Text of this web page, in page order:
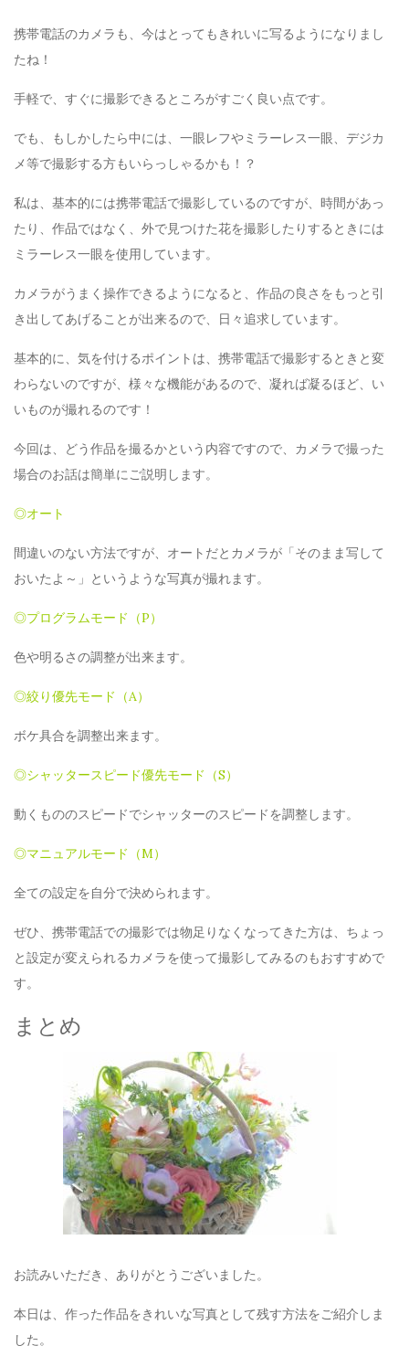
携帯電話のカメラも、今はとってもきれいに写るようになりまし
たね！
手軽で、すぐに撮影できるところがすごく良い点です。
でも、もしかしたら中には、一眼レフやミラーレス一眼、デジカ
メ等で撮影する方もいらっしゃるかも！？
私は、基本的には携帯電話で撮影しているのですが、時間があっ
たり、作品ではなく、外で見つけた花を撮影したりするときには
ミラーレス一眼を使用しています。
カメラがうまく操作できるようになると、作品の良さをもっと引
き出してあげることが出来るので、日々追求しています。
基本的に、気を付けるポイントは、携帯電話で撮影するときと変
わらないのですが、様々な機能があるので、凝れば凝るほど、い
いものが撮れるのです！
今回は、どう作品を撮るかという内容ですので、カメラで撮った
場合のお話は簡単にご説明します。
◎オート
間違いのない方法ですが、オートだとカメラが「そのまま写して
おいたよ～」というような写真が撮れます。
◎プログラムモード（P）
色や明るさの調整が出来ます。
◎絞り優先モード（A）
ボケ具合を調整出来ます。
◎シャッタースピード優先モード（S）
動くもののスピードでシャッターのスピードを調整します。
◎マニュアルモード（M）
全ての設定を自分で決められます。
ぜひ、携帯電話での撮影では物足りなくなってきた方は、ちょっ
と設定が変えられるカメラを使って撮影してみるのもおすすめで
す。
まとめ
お読みいただき、ありがとうございました。
本日は、作った作品をきれいな写真として残す方法をご紹介しま
した。